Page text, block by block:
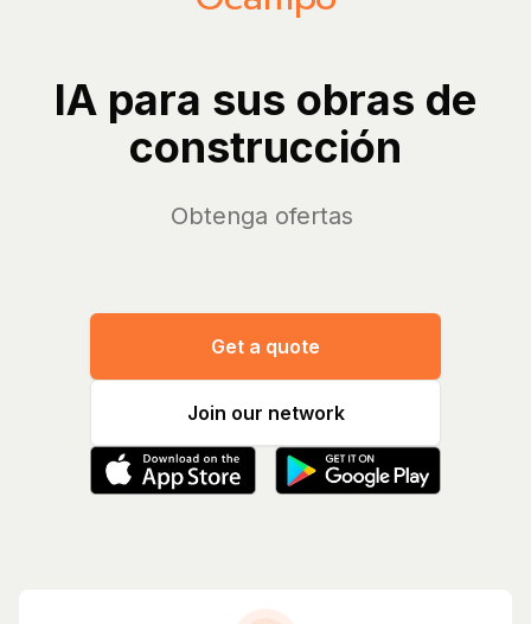
IA para sus obras de
construcción
Ob
Get a quote
Join our network